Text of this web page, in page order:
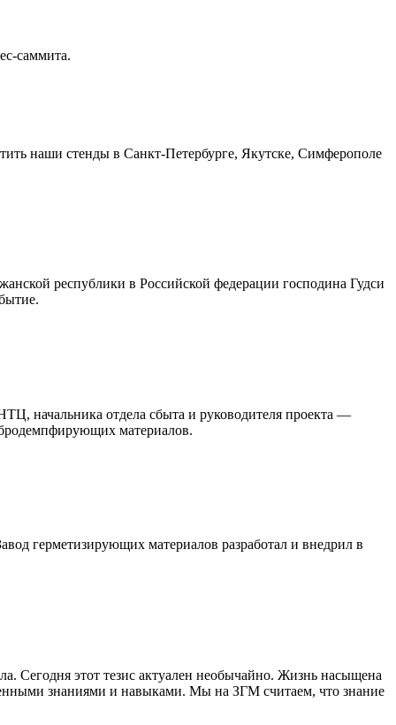
саммита.
наши стенды в Санкт-Петербурге, Якутске, Симферополе
республики в Российской федерации господина Гудси
начальника отдела сбыта и руководителя проекта —
материалов.
герметизирующих материалов разработал и внедрил в
Сегодня этот тезис актуален необычайно. Жизнь насыщена
знаниями и навыками. Мы на ЗГМ считаем, что знание